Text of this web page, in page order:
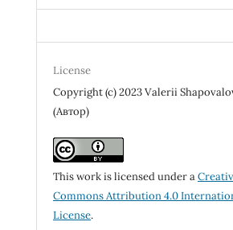
License
Copyright (c) 2023 Valerii
(Автор)
This work is licensed under a
Commons Attribution 4.0
License.